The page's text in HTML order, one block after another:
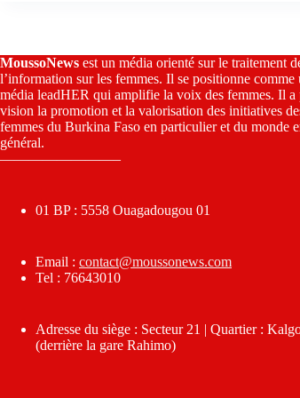
MoussoNews est un média orienté sur le traitement
l’information sur les femmes. Il se positionne comme
média leadHER qui amplifie la voix des femmes. Il a
vision la promotion et la valorisation des initiatives
femmes du Burkina Faso en particulier et du monde
général.
————————–
01 BP : 5558 Ouagadougou 01
Email : contact@moussonews.com
Tel : 76643010
Adresse du siège : Secteur 21 | Quartier :
(derrière la gare Rahimo)